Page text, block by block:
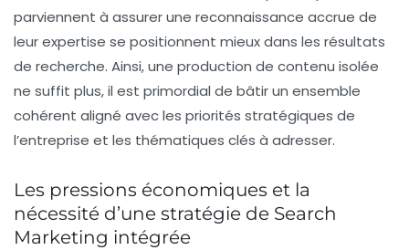
parviennent à assurer une reconnaissance accrue de
leur expertise se positionnent mieux dans les résultats
de recherche. Ainsi, une production de contenu isolée
ne suffit plus, il est primordial de bâtir un ensemble
cohérent aligné avec les priorités stratégiques de
l’entreprise et les thématiques clés à adresser.
Les pressions économiques et la
nécessité d’une stratégie de Search
Marketing intégrée